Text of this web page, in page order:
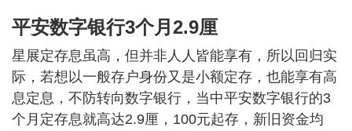
平安数字银行3个月2.9厘
星展定存息虽高，但并非人人皆能享有，所以回归实
际，若想以一般存户身份又是小额定存，也能享有高
息定息，不防转向数字银行，当中平安数字银行的3
个月定存息就高达2.9厘，100元起存，新旧资金均